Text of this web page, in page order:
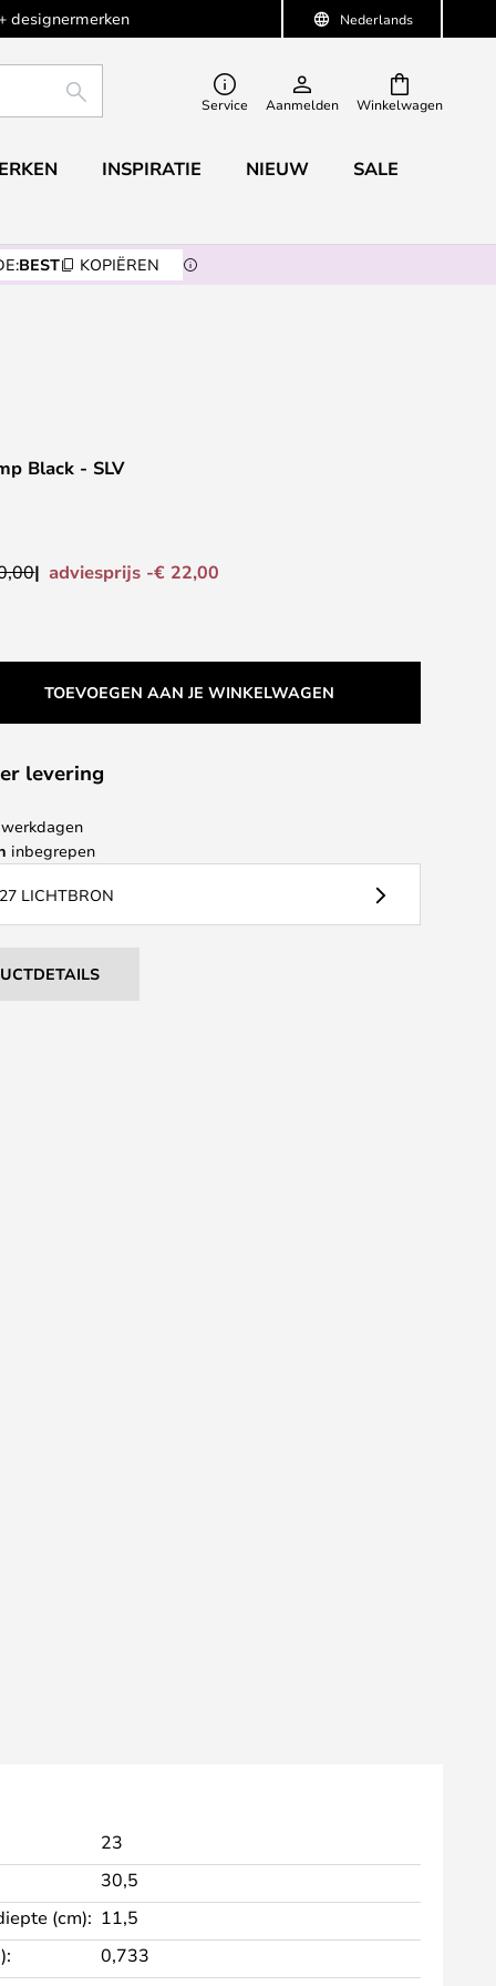
Nederlands
designermerken
Winkelwagen
ZOEKEN Service Aanmelden
INSPIRATIE NIEUW SALE
BEST KOPIËREN
Black - SLV
adviesprijs -€ 22,00
TOEVOEGEN AAN JE WINKELWAGEN
levering
inbegrepen
LICHTBRON
23
30,5
(cm): 11,5
0,733